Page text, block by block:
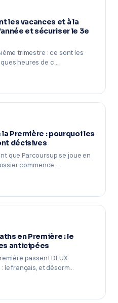
les vacances et à la
et sécuriser le 3e
trimestre : ce sont les
heures de c…
Première : pourquoi les
décisives
que Parcoursup se joue en
commence…
en Première : le
anticipées
passent DEUX
le français, et désorm…